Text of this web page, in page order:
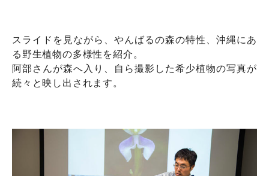
スライドを見ながら、やんばるの森の特性、沖縄にあ
る野生植物の多様性を紹介。
阿部さんが森へ入り、自ら撮影した希少植物の写真が
続々と映し出されます。